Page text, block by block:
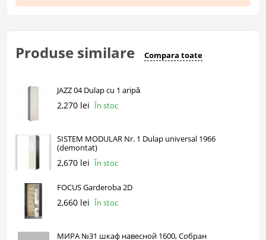
Produse similare Compara toate
JAZZ 04 Dulap cu 1 aripă
2,270 lei În stoc
SISTEM MODULAR Nr. 1 Dulap universal 1966
(demontat)
2,670 lei În stoc
FOCUS Garderoba 2D
2,660 lei În stoc
МИРА №31 шкаф навесной 1600, Собран